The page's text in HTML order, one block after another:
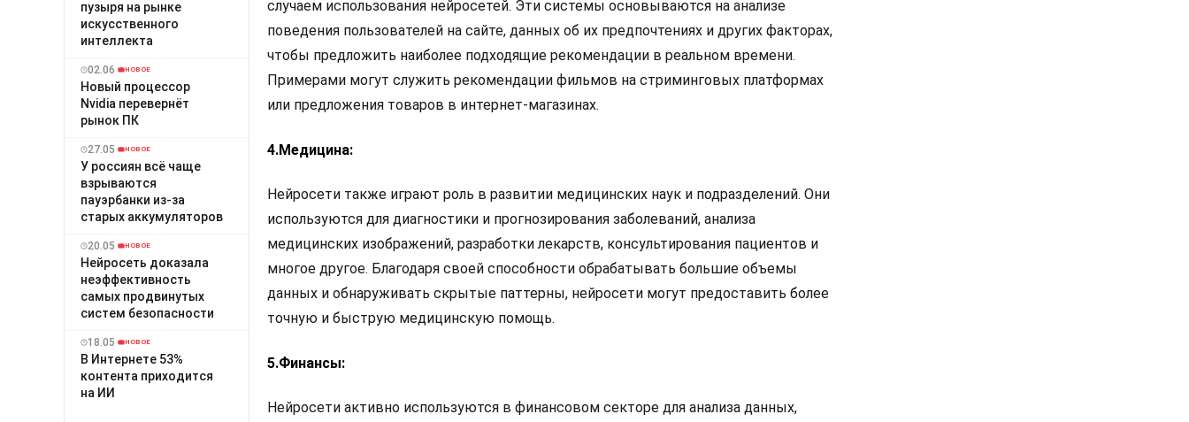
пузыря на рынке
искусственного
интеллекта
02.06 НОВОЕ
Новый процессор
Nvidia перевернёт
рынок ПК
27.05 НОВОЕ
У россиян всё чаще
взрываются
пауэрбанки из-за
старых аккумуляторов
20.05 НОВОЕ
Нейросеть доказала
неэффективность
самых продвинутых
систем безопасности
18.05 НОВОЕ
В Интернете 53%
контента приходится
на ИИ
случаем использования нейросетей. Эти системы основываются на анализе
поведения пользователей на сайте, данных об их предпочтениях и других факторах,
чтобы предложить наиболее подходящие рекомендации в реальном времени.
Примерами могут служить рекомендации фильмов на стриминговых платформах
или предложения товаров в интернет-магазинах.
4.Медицина:
Нейросети также играют роль в развитии медицинских наук и подразделений. Они
используются для диагностики и прогнозирования заболеваний, анализа
медицинских изображений, разработки лекарств, консультирования пациентов и
многое другое. Благодаря своей способности обрабатывать большие объемы
данных и обнаруживать скрытые паттерны, нейросети могут предоставить более
точную и быструю медицинскую помощь.
5.Финансы:
Нейросети активно используются в финансовом секторе для анализа данных,